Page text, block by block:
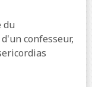
du
confesseur,